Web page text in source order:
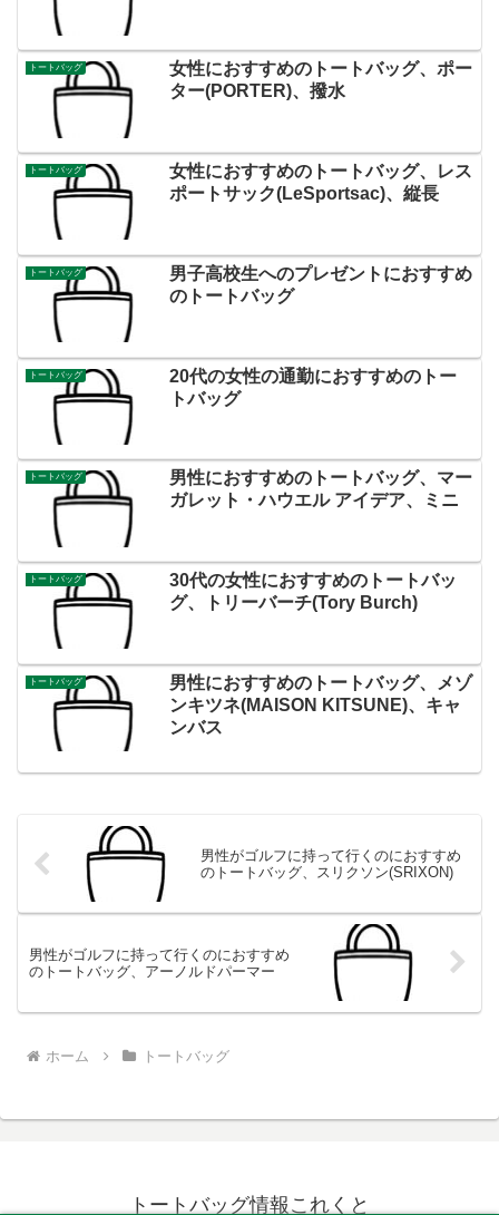
トートバッグ
女性におすすめのトートバッグ、ポー
ター(PORTER)、撥水
トートバッグ
女性におすすめのトートバッグ、レス
ポートサック(LeSportsac)、縦長
トートバッグ
男子高校生へのプレゼントにおすすめ
のトートバッグ
トートバッグ
20代の女性の通勤におすすめのトー
トバッグ
トートバッグ
男性におすすめのトートバッグ、マー
ガレット・ハウエル アイデア、ミニ
トートバッグ
30代の女性におすすめのトートバッ
グ、トリーバーチ(Tory Burch)
トートバッグ
男性におすすめのトートバッグ、メゾ
ンキツネ(MAISON KITSUNE)、キャ
ンバス
男性がゴルフに持って行くのにおすすめ
のトートバッグ、スリクソン(SRIXON)
男性がゴルフに持って行くのにおすすめ
のトートバッグ、アーノルドパーマー
ホーム トートバッグ
トートバッグ情報これくと